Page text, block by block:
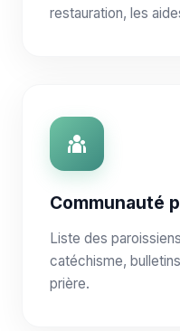
restauration, les
Communauté
Liste des
catéchisme,
prière.